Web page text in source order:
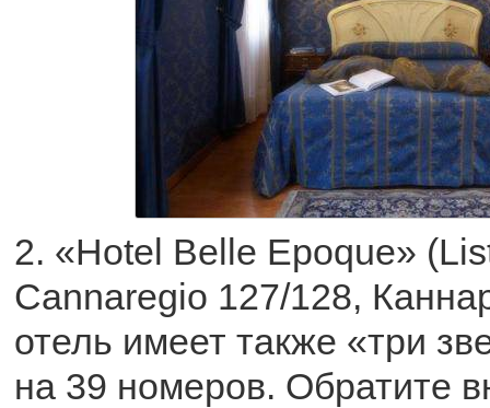
2. «Hotel Belle Epoque»
Cannaregio 127/128,
отель имеет также «три
на 39 номеров. Обратите